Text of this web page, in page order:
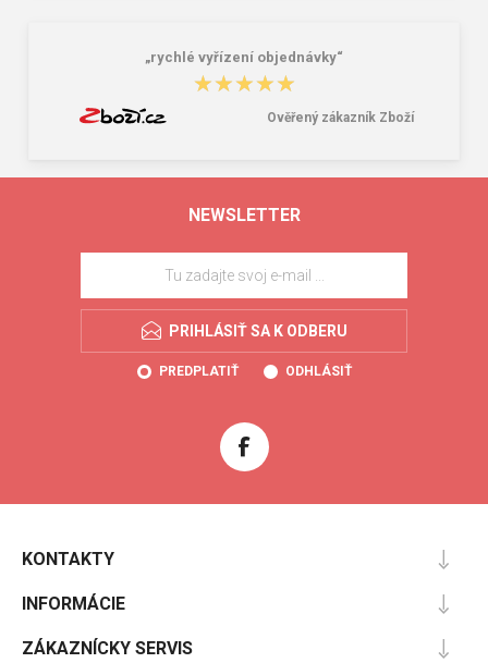
„rychlé vyřízení objednávky“
★★★★★
★★★★★
Ověřený zákazník Zboží
NEWSLETTER
PRIHLÁSIŤ SA K ODBERU
PREDPLATIŤ ODHLÁSIŤ
KONTAKTY
INFORMÁCIE
ZÁKAZNÍCKY SERVIS